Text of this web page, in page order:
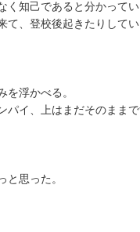
く知己であると分かって
て、登校後起きたりして
浮かべる。
イ、上はまだそのままで
思った。